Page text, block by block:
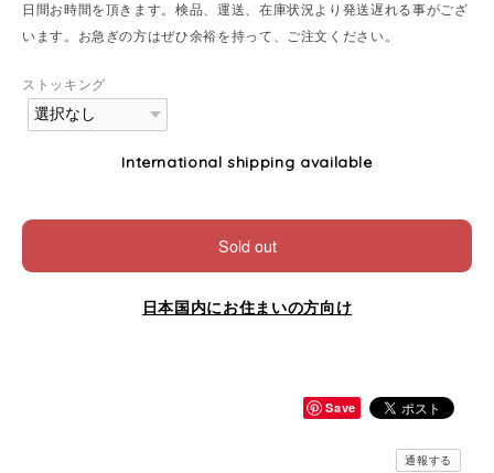
日間お時間を頂きます。検品、運送、在庫状況より発送遅れる事がござ
います。お急ぎの方はぜひ余裕を持って、ご注文ください。
ストッキング
International shipping available
Sold out
日本国内にお住まいの方向け
Save
通報する